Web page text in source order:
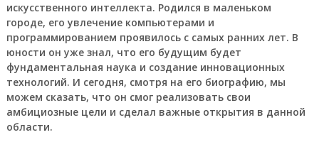
искусственного интеллекта. Родился в маленьком
городе, его увлечение компьютерами и
программированием проявилось с самых ранних лет. В
юности он уже знал, что его будущим будет
фундаментальная наука и создание инновационных
технологий. И сегодня, смотря на его биографию, мы
можем сказать, что он смог реализовать свои
амбициозные цели и сделал важные открытия в данной
области.